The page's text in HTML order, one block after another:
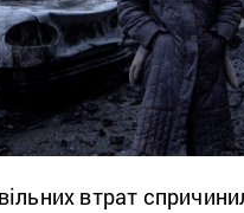
втрат